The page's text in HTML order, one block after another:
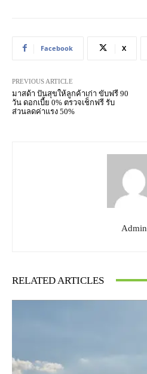
Facebook X
PREVIOUS ARTICLE
มาสด้า ปันสุขให้ลูกค้าเก่า ขับฟรี 90
วัน ดอกเบี้ย 0% ตรวจเช็กฟรี รับ
ส่วนลดค่าแรง 50%
Admin
RELATED ARTICLES